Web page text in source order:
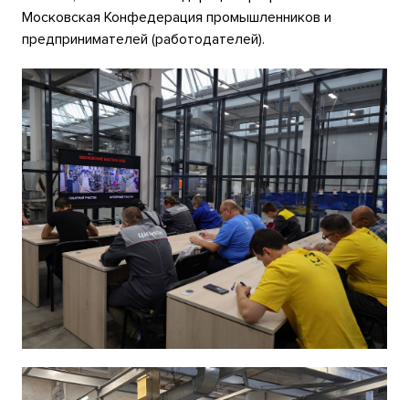
Московская Конфедерация промышленников и
предпринимателей (работодателей).